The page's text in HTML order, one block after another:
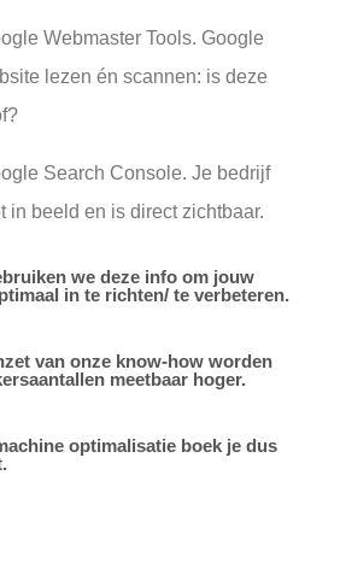
Webmaster Tools. Google
lezen én scannen: is deze
Search Console. Je bedrijf
in beeld en is direct zichtbaar.
we deze info om jouw
in te richten/ te verbeteren.
van onze know-how worden
meetbaar hoger.
optimalisatie boek je dus